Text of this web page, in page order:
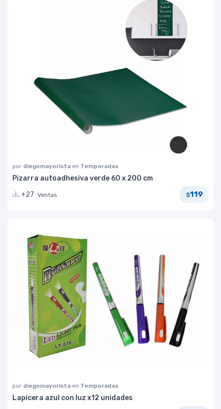
por diegomayorista en Temporadas
Pizarra autoadhesiva verde 60 x 200 cm
+27 Ventas $119
por diegomayorista en Temporadas
Lapicera azul con luz x12 unidades